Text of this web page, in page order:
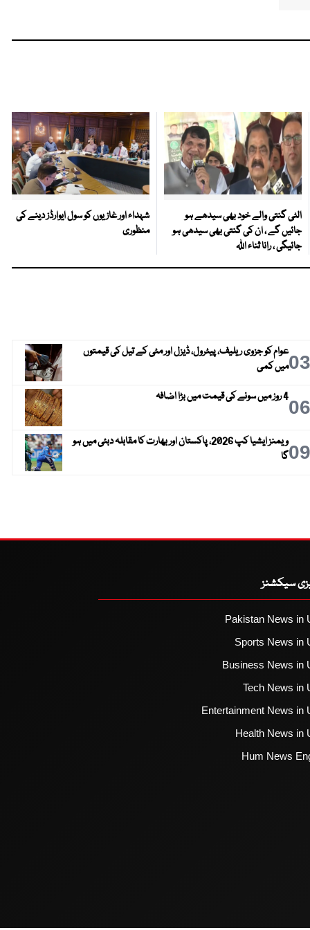
الٹی گنتی والے خود بھی سیدھے ہو
جائیں گے ، ان کی گنتی بھی سیدھی ہو
جائیگی ، رانا ثناء اللہ
شہداء اور غازیوں کو سول ایوارڈز دینے کی
منظوری
03عوام کو جزوی ریلیف، پیٹرول، ڈیزل اور مٹی کے تیل کی قیمتوں
میں کمی
064 روز میں سونے کی قیمت میں بڑا اضافہ
09
ویمنز ایشیا کپ 2026، پاکستان اور بھارت کا مقابلہ دبئی میں ہو
گا
سیکشنز
Pakistan News in
Sports News in
Business News in
Tech News in
Entertainment News in
Health News in
Hum News